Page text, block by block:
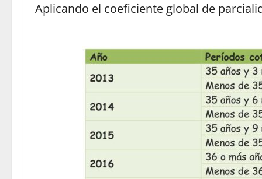
Aplicando el coeficiente global de